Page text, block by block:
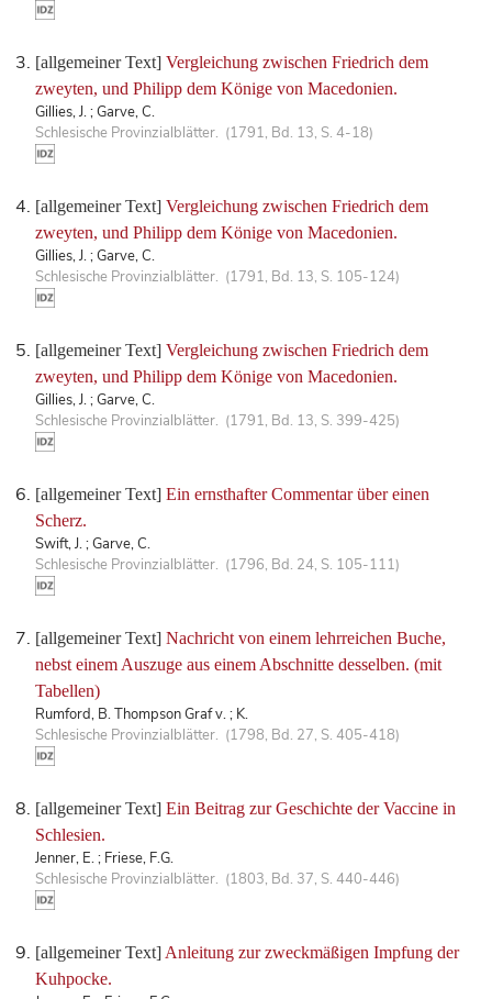
[allgemeiner Text] Vergleichung zwischen Friedrich dem
zweyten, und Philipp dem Könige von Macedonien.
Gillies, J. ; Garve, C.
Schlesische Provinzialblätter. (1791, Bd. 13, S. 4-18)
[allgemeiner Text] Vergleichung zwischen Friedrich dem
zweyten, und Philipp dem Könige von Macedonien.
Gillies, J. ; Garve, C.
Schlesische Provinzialblätter. (1791, Bd. 13, S. 105-124)
[allgemeiner Text] Vergleichung zwischen Friedrich dem
zweyten, und Philipp dem Könige von Macedonien.
Gillies, J. ; Garve, C.
Schlesische Provinzialblätter. (1791, Bd. 13, S. 399-425)
[allgemeiner Text] Ein ernsthafter Commentar über einen
Scherz.
Swift, J. ; Garve, C.
Schlesische Provinzialblätter. (1796, Bd. 24, S. 105-111)
[allgemeiner Text] Nachricht von einem lehrreichen Buche,
nebst einem Auszuge aus einem Abschnitte desselben. (mit
Tabellen)
Rumford, B. Thompson Graf v. ; K.
Schlesische Provinzialblätter. (1798, Bd. 27, S. 405-418)
[allgemeiner Text] Ein Beitrag zur Geschichte der Vaccine in
Schlesien.
Jenner, E. ; Friese, F.G.
Schlesische Provinzialblätter. (1803, Bd. 37, S. 440-446)
[allgemeiner Text] Anleitung zur zweckmäßigen Impfung der
Kuhpocke.